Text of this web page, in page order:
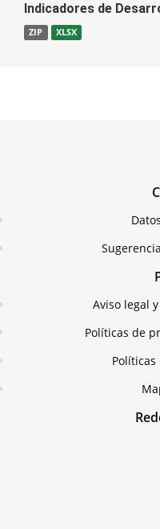
Indicadores de
ZIP XLSX
Aviso legal
Políticas de